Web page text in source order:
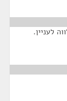
לעניין.